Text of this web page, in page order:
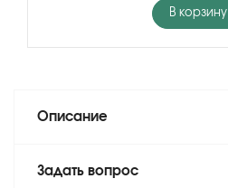
В корзину
Описание
Задать вопрос